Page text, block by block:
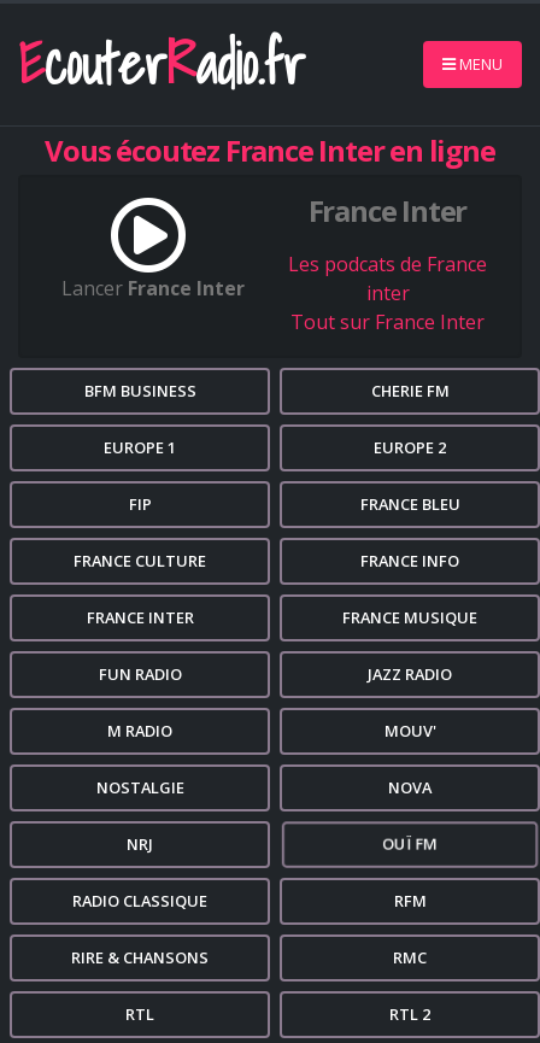
EcouterRadio.fr MENU
Vous écoutez France Inter en ligne
Lancer France Inter
France Inter
Les podcats de France
inter
Tout sur France Inter
BFM BUSINESS CHERIE FM
EUROPE 1 EUROPE 2
FIP FRANCE BLEU
FRANCE CULTURE FRANCE INFO
FRANCE INTER FRANCE MUSIQUE
FUN RADIO JAZZ RADIO
M RADIO MOUV'
NOSTALGIE NOVA
NRJ OUÏ FM
RADIO CLASSIQUE RFM
RIRE & CHANSONS RMC
RTL RTL 2